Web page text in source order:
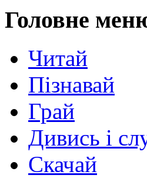
Головне
Читай
Пізнавай
Грай
Дивись і
Скачай